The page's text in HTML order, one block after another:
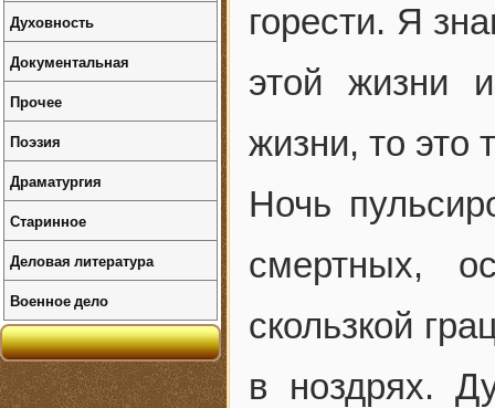
горести. Я
этой жизни
жизни, то
Ночь
смертных,
скользкой
в ноздрях.
Духовность
Документальная
Прочее
Поэзия
Драматургия
Старинное
Деловая литература
Военное дело